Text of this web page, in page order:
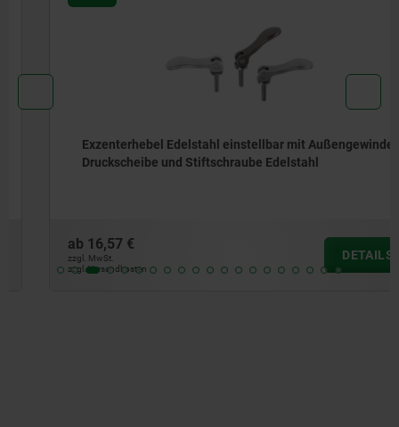
Exzenterhebel Edelstahl einstellbar mit Außengewinde,
Druckscheibe und Stiftschraube Edelstahl
16,57 €
zzgl. MwSt.
zzgl. Versandkosten
DETAILS